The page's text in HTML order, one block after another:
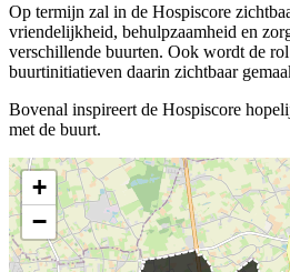
Op termijn zal in de Hospiscore
vriendelijkheid, behulpzaamheid en
verschillende buurten. Ook wordt de
buurtinitiatieven daarin zichtbaar
Bovenal inspireert de Hospiscore
met de buurt.
+
−